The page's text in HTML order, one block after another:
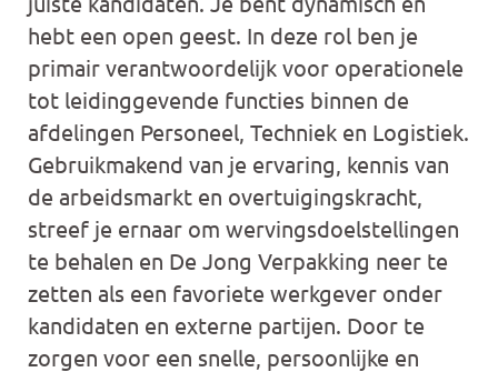
hebt een open geest. In deze rol ben je
primair verantwoordelijk voor operationele
tot leidinggevende functies binnen de
afdelingen Personeel, Techniek en Logistiek.
Gebruikmakend van je ervaring, kennis van
de arbeidsmarkt en overtuigingskracht,
streef je ernaar om wervingsdoelstellingen
te behalen en De Jong Verpakking neer te
zetten als een favoriete werkgever onder
kandidaten en externe partijen. Door te
zorgen voor een snelle, persoonlijke en